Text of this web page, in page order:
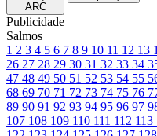
ARC
Publicidade
Salmos
1 2 3 4 5 6 7 8 9 10 11 12 13
26 27 28 29 30 31 32 33 34
47 48 49 50 51 52 53 54 55
68 69 70 71 72 73 74 75 76
89 90 91 92 93 94 95 96 97
107 108 109 110 111 112 113